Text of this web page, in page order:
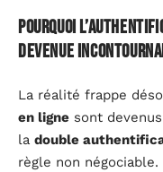
Pourquoi
devenue
La réalité frappe
en ligne sont
la double
règle non